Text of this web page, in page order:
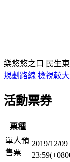
樂悠悠之口 民生
規劃路線 檢視較
活動票券
票種
單人預
售票
2019/12/